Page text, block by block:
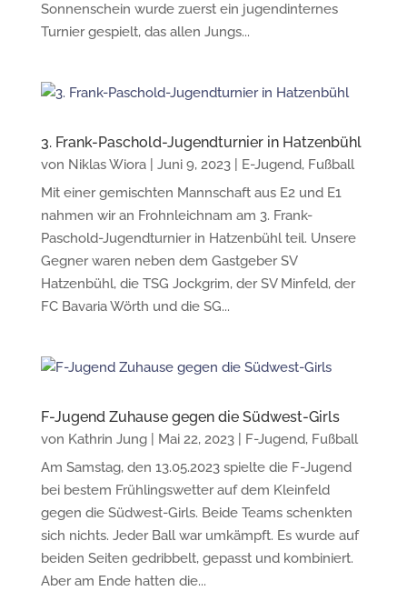
Sonnenschein wurde zuerst ein jugendinternes
Turnier gespielt, das allen Jungs...
3. Frank-Paschold-Jugendturnier in Hatzenbühl
von Niklas Wiora| Juni 9, 2023| E-Jugend, Fußball
Mit einer gemischten Mannschaft aus E2 und E1
nahmen wir an Frohnleichnam am 3. Frank-
Paschold-Jugendturnier in Hatzenbühl teil. Unsere
Gegner waren neben dem Gastgeber SV
Hatzenbühl, die TSG Jockgrim, der SV Minfeld, der
FC Bavaria Wörth und die SG...
F-Jugend Zuhause gegen die Südwest-Girls
von Kathrin Jung| Mai 22, 2023| F-Jugend, Fußball
Am Samstag, den 13.05.2023 spielte die F-Jugend
bei bestem Frühlingswetter auf dem Kleinfeld
gegen die Südwest-Girls. Beide Teams schenkten
sich nichts. Jeder Ball war umkämpft. Es wurde auf
beiden Seiten gedribbelt, gepasst und kombiniert.
Aber am Ende hatten die...